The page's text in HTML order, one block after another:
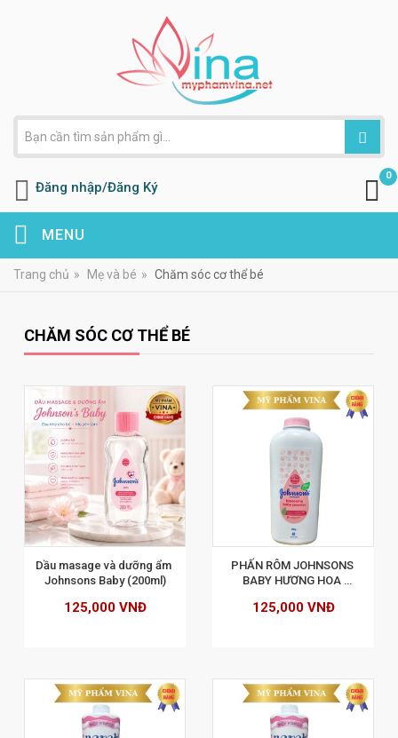
Đăng nhập/Đăng Ký
0
MENU
Trang chủ » Mẹ và bé » Chăm sóc cơ thể bé
CHĂM SÓC CƠ THỂ BÉ
Dầu masage và dưỡng ẩm
Johnsons Baby (200ml)
125,000 VNĐ
XEM CHI TIẾT
PHẤN RÔM JOHNSONS
BABY HƯƠNG HOA
400GR
125,000 VNĐ